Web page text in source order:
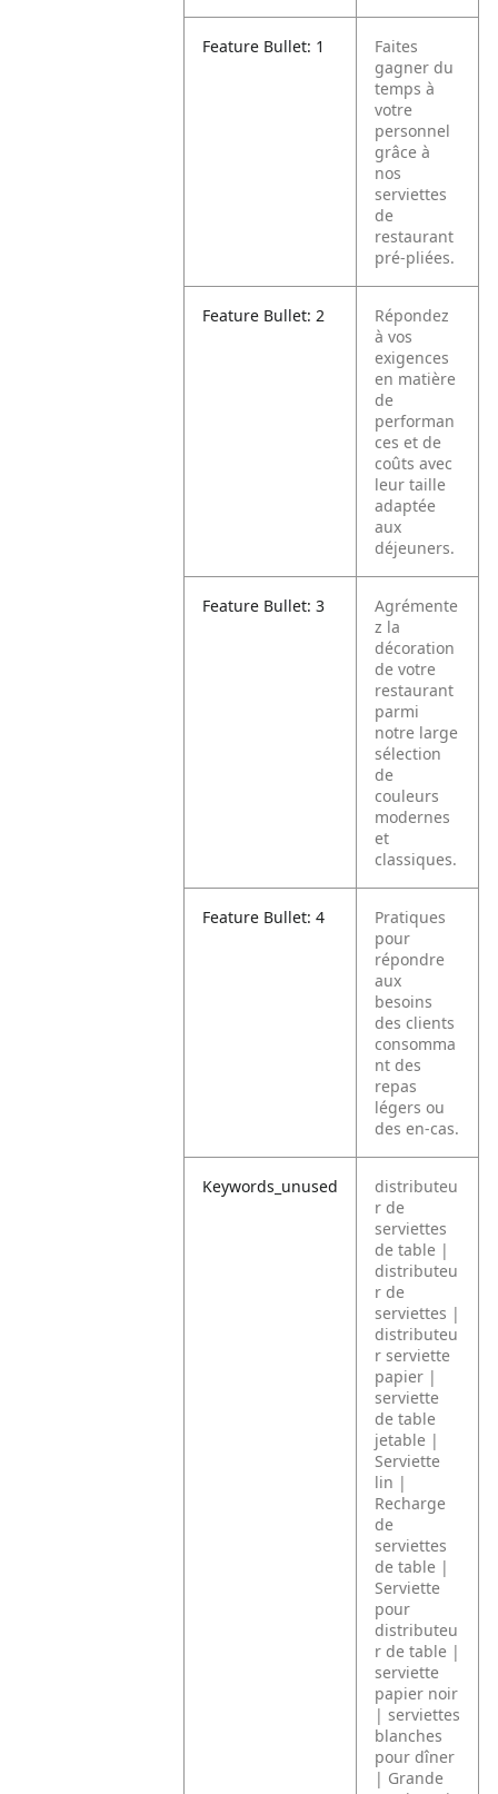
Feature Bullet: 1
Faites
gagner du
temps à
votre
personnel
grâce à
nos
serviettes
de
restaurant
pré-pliées.
Feature Bullet: 2
Répondez
à vos
exigences
en matière
de
performan
ces et de
coûts avec
leur taille
adaptée
aux
déjeuners.
Feature Bullet: 3
Agrémente
z la
décoration
de votre
restaurant
parmi
notre large
sélection
de
couleurs
modernes
et
classiques.
Feature Bullet: 4
Pratiques
pour
répondre
aux
besoins
des clients
consomma
nt des
repas
légers ou
des en-cas.
Keywords_unused
distributeu
r de
serviettes
de table |
distributeu
r de
serviettes |
distributeu
r serviette
papier |
serviette
de table
jetable |
Serviette
lin |
Recharge
de
serviettes
de table |
Serviette
pour
distributeu
r de table |
serviette
papier noir
| serviettes
blanches
pour dîner
| Grande